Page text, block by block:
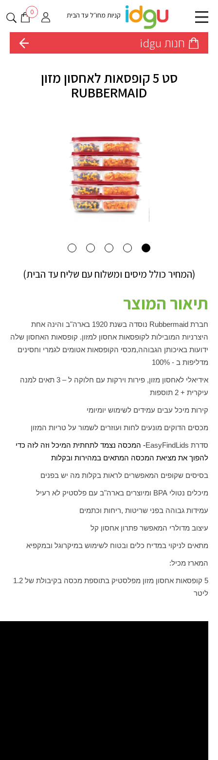
קניות מחו״ל עד הבית 0
חנות idgu
סט 5 קופסאות לאחסון מזון
RUBBERMAID
(המחיר כולל מיסים ומשלוח עם שליח עד הבית)
תיאור המוצר
חברת Rubbermaid
נוסדה בשנת 1920 בארה"ב והינה אחת
היצרניות המובילות לקופסאות אחסון למזון. קופסאות האחסון שלה
ידועות באיכותן הגבוהה,מכסי הקופסאות אטומים לגמרי וחסינים
מדליפות ב - 100%
אידיאלי לאחסון מזון, פירות וירקות עם חלוקה ל – 3 תאים למנה
עיקרית + 2 תוספות
קירות מיכל עבים עמידים לשימוש יומיומי
מכסים הדוקים מונעים לחות ועוזרים לשמור על טריות המזון
סדרת EasyFindLids- המכסה נצמד לתחתית המיכל וזה לזה כדי
להפוך את מציאת המכסה המתאים במהירות ובקלות
בסיסים שקופים המאפשרים לראות בקלות מה יש בפנים
מיכלים נטולי BPA ומיוצרים בארה"ב עם פלסטיק לא רעיל
עמידות גבוהה בפני שריטות ,ריחות וכתמים
עיצוב מדולרי המאפשר פתרון אחסון קל
מתאים לניקוי במדיח כלים ובטוח לשימוש במיקרוגל ובמקפיא
המארז מכיל:
5 קופסאות אחסון מזון מפלסטיק בתוספת מכסה בקיבולת של 1.2
ליטר